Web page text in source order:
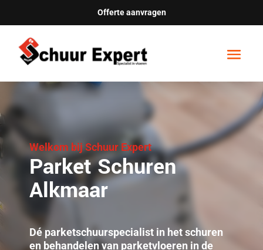
Offerte aanvragen
Welkom bij Schuur Expert
Parket Schuren
Alkmaar
Dé parketschuurspecialist in het schuren
en behandelen van parketvloeren in de